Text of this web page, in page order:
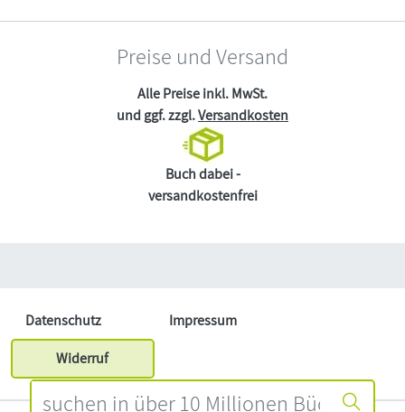
Preise und Versand
Alle Preise inkl. MwSt.
und ggf. zzgl.Versandkosten
Buch dabei -
versandkostenfrei
Datenschutz
Impressum
Widerruf